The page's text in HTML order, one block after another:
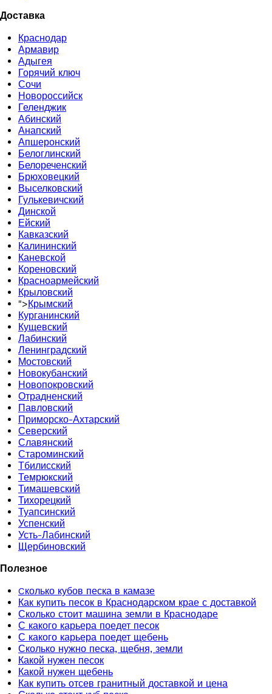
Доставка
Краснодар
Армавир
Адыгея
Горячий ключ
Сочи
Новороссийск
Геленджик
Абинский
Анапский
Апшеронский
Белоглинский
Белореченский
Брюховецкий
Выселковский
Гулькевичский
Динской
Ейский
Кавказский
Калининский
Каневской
Кореновский
Красноармейский
Крыловский
">Крымский
Курганинский
Кущевский
Лабинский
Ленинградский
Мостовский
Новокубанский
Новопокровский
Отрадненский
Павловский
Приморско-Ахтарский
Северский
Славянский
Староминский
Тбилисский
Темрюкский
Тимашевский
Тихорецкий
Туапсинский
Успенский
Усть-Лабинский
Щербиновский
Полезное
Cколько кубов песка в камазе
Как купить песок в Краснодарском крае с доставкой
Сколько стоит машина земли в Краснодаре
С какого карьера поедет песок
С какого карьера поедет щебень
Сколько нужно песка, щебня, земли
Какой нужен песок
Какой нужен щебень
Как купить отсев гранитный доставкой и цена